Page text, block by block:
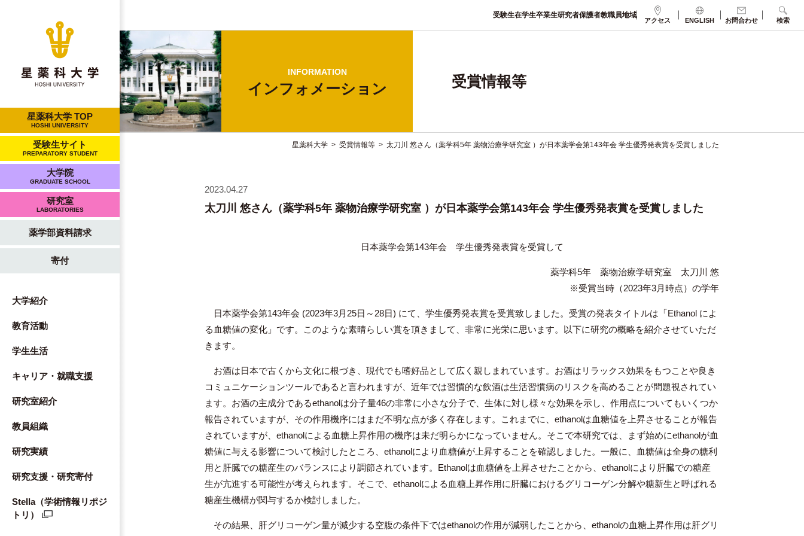
星薬科大学 TOP
HOSHI UNIVERSITY
受験生サイト
PREPARATORY STUDENT
大学院
GRADUATE SCHOOL
研究室
LABORATORIES
薬学部資料請求
寄付
大学紹介
教育活動
学生生活
キャリア・就職支援
研究室紹介
教員組織
研究実績
研究支援・研究寄付
Stella（学術情報リポジ
トリ）
受験生在学生卒業生研究者保護者教職員地域
アクセス ENGLISH お問合わせ 検索
INFORMATION
インフォ メーション 受賞情報等
星薬科大学 > 受賞情報等 > 太刀川 悠さん（薬学科5年 薬物治療学研究室 ）が日本薬学会第143年会 学生優秀発表賞を受賞しました
2023.04.27
太刀川 悠さん（薬学科5年 薬物治療学研究室 ）が日本薬学会第143年会 学生優秀発表賞を受賞しました
日本薬学会第143年会 学生優秀発表賞を受賞して
薬学科5年 薬物治療学研究室 太刀川 悠
※受賞当時（2023年3月時点）の学年
日本薬学会第143年会 (2023年3月25日～28日) にて、学生優秀発表賞を受賞致しました。受賞の発表タイトルは「Ethanol によ
る血糖値の変化」です。このような素晴らしい賞を頂きまして、非常に光栄に思います。以下に研究の概略を紹介させていただ
きます。
お酒は日本で古くから文化に根づき、現代でも嗜好品として広く親しまれています。お酒はリラックス効果をもつことや良き
コミュニケーションツールであると言われますが、近年では習慣的な飲酒は生活習慣病のリスクを高めることが問題視されてい
ます。お酒の主成分であるethanolは分子量46の非常に小さな分子で、生体に対し様々な効果を示し、作用点についてもいくつか
報告されていますが、その作用機序にはまだ不明な点が多く存在します。これまでに、ethanolは血糖値を上昇させることが報告
されていますが、ethanolによる血糖上昇作用の機序は未だ明らかになっていません。そこで本研究では、まず始めにethanolが血
糖値に与える影響について検討したところ、ethanolにより血糖値が上昇することを確認しました。一般に、血糖値は全身の糖利
用と肝臓での糖産生のバランスにより調節されています。Ethanolは血糖値を上昇させたことから、ethanolにより肝臓での糖産
生が亢進する可能性が考えられます。そこで、ethanolによる血糖上昇作用に肝臓におけるグリコーゲン分解や糖新生と呼ばれる
糖産生機構が関与するか検討しました。
その結果、肝グリコーゲン量が減少する空腹の条件下ではethanolの作用が減弱したことから、ethanolの血糖上昇作用は肝グリ